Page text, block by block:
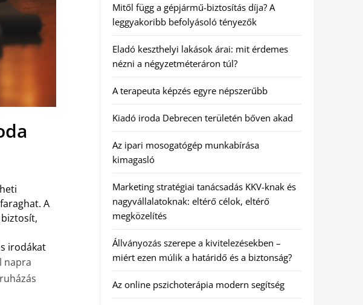
A
irodákat
napra
Mitől függ a gépjármű-biztosítás díja? A
leggyakoribb befolyásoló tényezők
Eladó keszthelyi lakások árai: mit érdemes
nézni a négyzetméteráron túl?
A terapeuta képzés egyre népszerűbb
Kiadó iroda Debrecen területén bőven akad
Az ipari mosogatógép munkabírása
kimagasló
Marketing stratégiai tanácsadás KKV-knak és
nagyvállalatoknak: eltérő célok, eltérő
megközelítés
Állványozás szerepe a kivitelezésekben –
miért ezen múlik a határidő és a biztonság?
Az online pszichoterápia modern segítség